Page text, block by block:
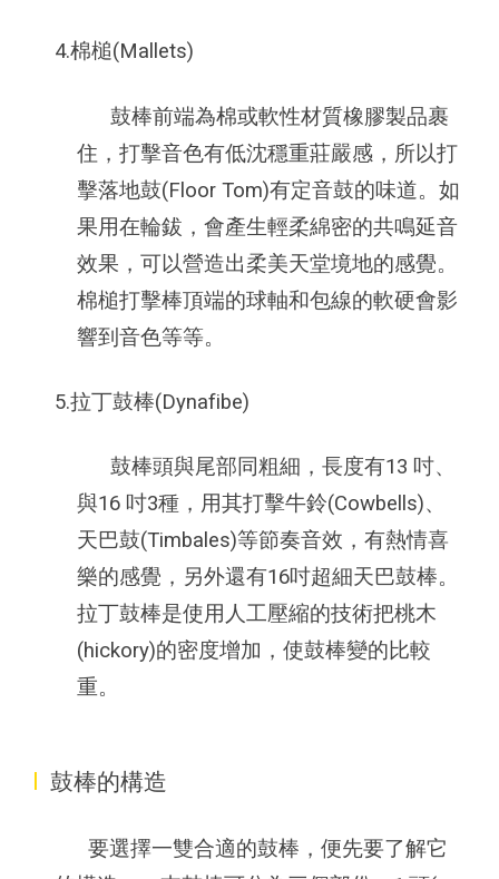
4.棉槌(Mallets)
鼓棒前端為棉或軟性材質橡膠製品裹
住，打擊音色有低沈穩重莊嚴感，所以打
擊落地鼓(Floor Tom)有定音鼓的味道。如
果用在輪鈸，會產生輕柔綿密的共鳴延音
效果，可以營造出柔美天堂境地的感覺。
棉槌打擊棒頂端的球軸和包線的軟硬會影
響到音色等等。
5.拉丁鼓棒(Dynafibe)
鼓棒頭與尾部同粗細，長度有13 吋、
與16 吋3種，用其打擊牛鈴(Cowbells)、
天巴鼓(Timbales)等節奏音效，有熱情喜
樂的感覺，另外還有16吋超細天巴鼓棒。
拉丁鼓棒是使用人工壓縮的技術把桃木
(hickory)的密度增加，使鼓棒變的比較
重。
I 鼓棒的構造
要選擇一雙合適的鼓棒，便先要了解它